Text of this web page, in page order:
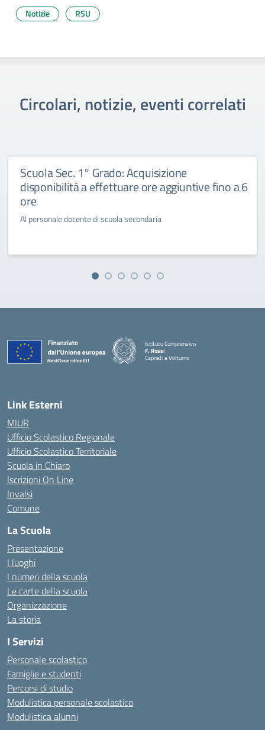
Notizie RSU
Circolari, notizie, eventi correlati
Scuola Sec. 1° Grado: Acquisizione
disponibilità a effettuare ore aggiuntive fino a 6
ore
Al personale docente di scuola secondaria
Istituto Comprensivo
F. Rossi
Capriati a Volturno
— Visita la pagina iniziale della scuola
Link Esterni
MIUR
Ufficio Scolastico Regionale
Ufficio Scolastico Territoriale
Scuola in Chiaro
Iscrizioni On Line
Invalsi
Comune
La Scuola
Presentazione
I luoghi
I numeri della scuola
Le carte della scuola
Organizzazione
La storia
I Servizi
Personale scolastico
Famiglie e studenti
Percorsi di studio
Modulistica personale scolastico
Modulistica alunni